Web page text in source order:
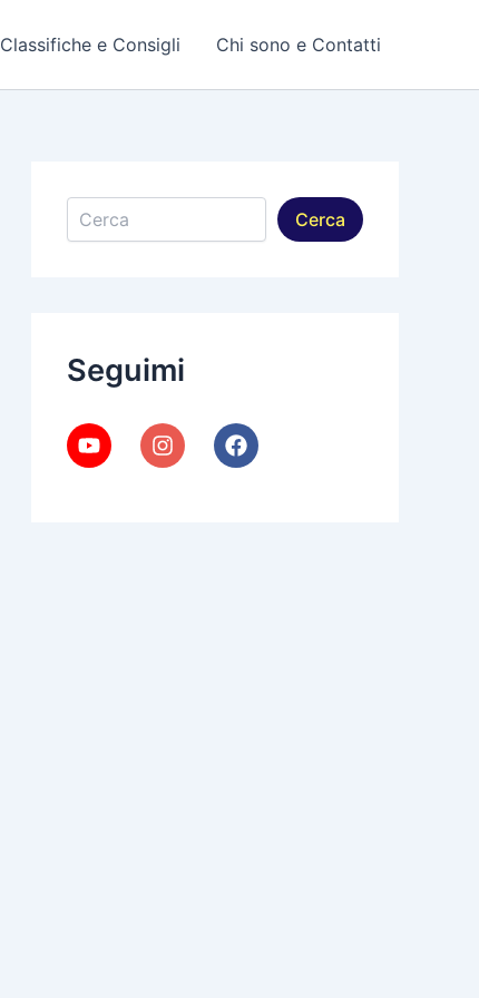
Classifiche e Consigli Chi sono e Contatti
Cerca
Cerca
Seguimi